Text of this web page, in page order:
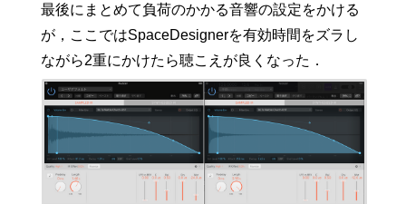
最後にまとめて負荷のかかる音響の設定をかける
が，ここではSpaceDesignerを有効時間をズラし
ながら2重にかけたら聴こえが良くなった．